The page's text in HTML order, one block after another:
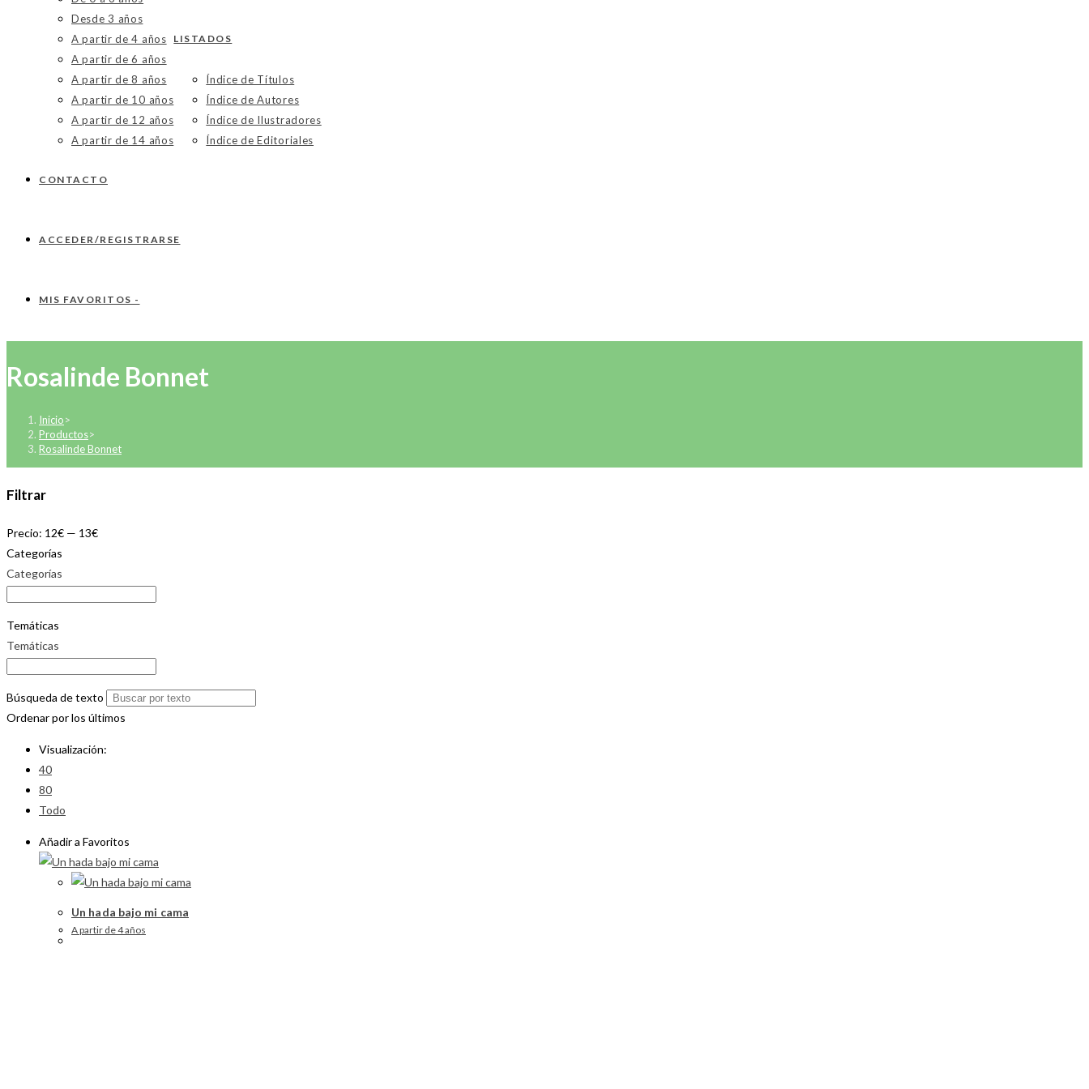
Desde 3 años
A partir de 4 años
A partir de 6 años
A partir de 8 años
A partir de 10 años
A partir de 12 años
A partir de 14 años
LISTADOS
Índice de Títulos
Índice de Autores
Índice de Ilustradores
Índice de Editoriales
CONTACTO
ACCEDER/REGISTRARSE
MIS FAVORITOS -
Rosalinde Bonnet
Inicio>
Productos>
Rosalinde Bonnet
Filtrar
Precio: 12€ — 13€
Categorías
Categorías
Temáticas
Temáticas
Búsqueda de texto
Ordenar por los últimos
Visualización:
40
80
Todo
Añadir a Favoritos
Un hada bajo mi cama
A partir de 4 años